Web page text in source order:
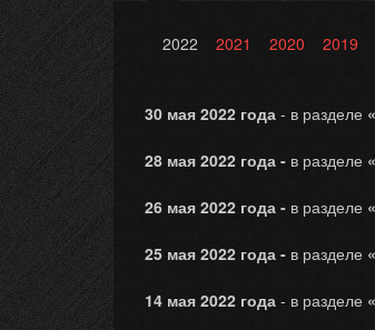
2022 2021 2020 2019
30 мая 2022 года - в разделе
28 мая 2022 года - в разделе
26 мая 2022 года - в разделе
25 мая 2022 года - в разделе
14 мая 2022 года - в разделе